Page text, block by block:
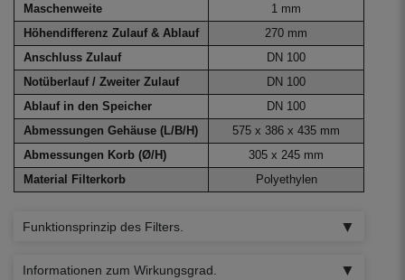
Maschenweite
1 mm
Höhendifferenz Zulauf & Ablauf
270 mm
Anschluss Zulauf
DN 100
Notüberlauf / Zweiter Zulauf
DN 100
Ablauf in den Speicher
DN 100
Abmessungen Gehäuse (L/B/H)
575 x 386 x 435 mm
Abmessungen Korb (Ø/H)
305 x 245 mm
Material Filterkorb
Polyethylen
Funktionsprinzip des Filters.
Informationen zum Wirkungsgrad.